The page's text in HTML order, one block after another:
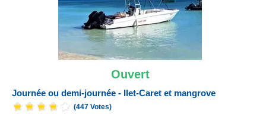
Ouvert
Journée ou demi-journée - Ilet-Caret et mangrove
(447 Votes)